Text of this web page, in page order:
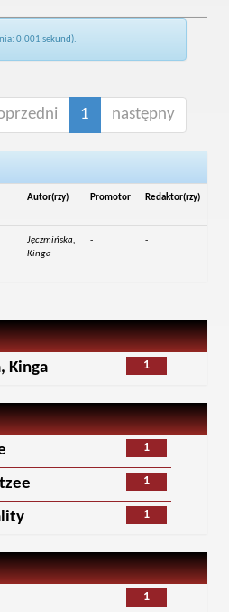
0.001 sekund).
1 następny
Autor(rzy) Promotor Redaktor(rzy)
Jęczmińska,
Kinga
- -
1
Kinga
1
1
1
1